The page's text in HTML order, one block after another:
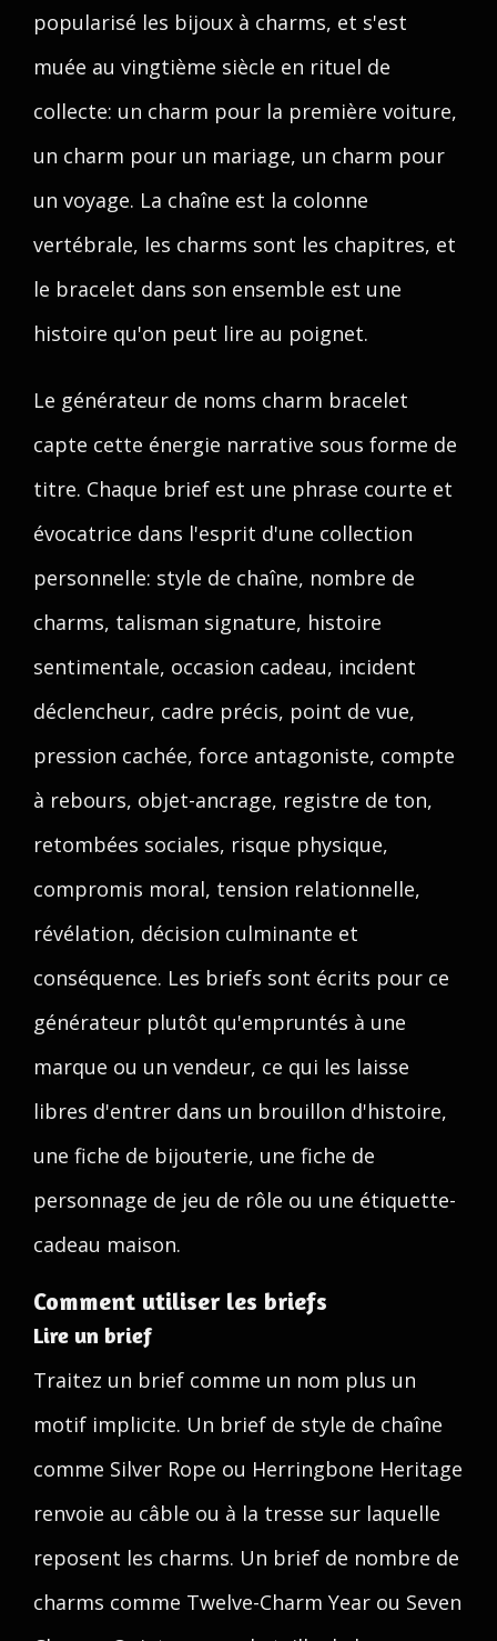
popularisé les bijoux à charms, et s'est
muée au vingtième siècle en rituel de
collecte: un charm pour la première voiture,
un charm pour un mariage, un charm pour
un voyage. La chaîne est la colonne
vertébrale, les charms sont les chapitres, et
le bracelet dans son ensemble est une
histoire qu'on peut lire au poignet.
Le générateur de noms charm bracelet
capte cette énergie narrative sous forme de
titre. Chaque brief est une phrase courte et
évocatrice dans l'esprit d'une collection
personnelle: style de chaîne, nombre de
charms, talisman signature, histoire
sentimentale, occasion cadeau, incident
déclencheur, cadre précis, point de vue,
pression cachée, force antagoniste, compte
à rebours, objet-ancrage, registre de ton,
retombées sociales, risque physique,
compromis moral, tension relationnelle,
révélation, décision culminante et
conséquence. Les briefs sont écrits pour ce
générateur plutôt qu'empruntés à une
marque ou un vendeur, ce qui les laisse
libres d'entrer dans un brouillon d'histoire,
une fiche de bijouterie, une fiche de
personnage de jeu de rôle ou une étiquette-
cadeau maison.
Comment utiliser les briefs
Lire un brief
Traitez un brief comme un nom plus un
motif implicite. Un brief de style de chaîne
comme Silver Rope ou Herringbone Heritage
renvoie au câble ou à la tresse sur laquelle
reposent les charms. Un brief de nombre de
charms comme Twelve-Charm Year ou Seven